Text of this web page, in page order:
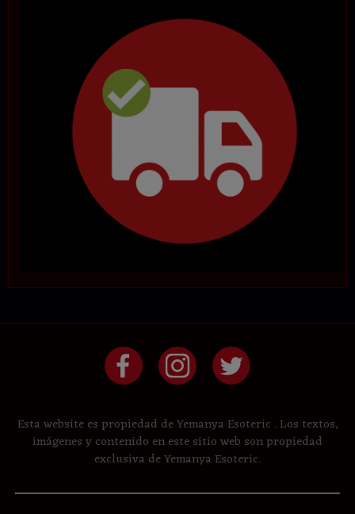
Esta website es propiedad de Yemanya Esoteric . Los textos,
imágenes y contenido en este sitio web son propiedad
exclusiva de Yemanya Esoteric.